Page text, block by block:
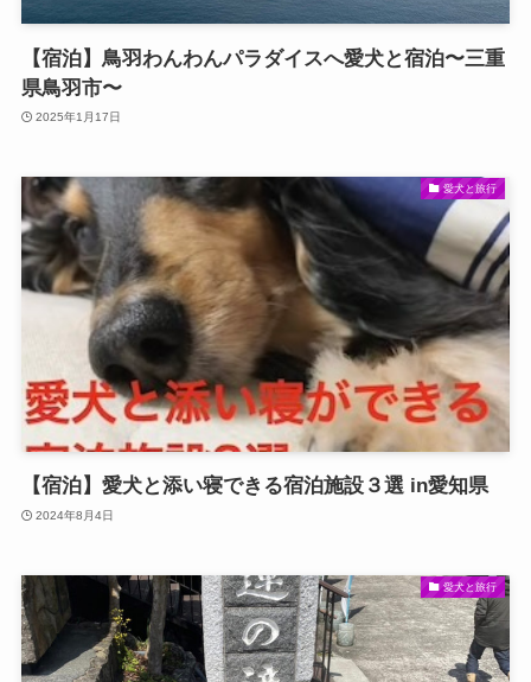
【宿泊】鳥羽わんわんパラダイスへ愛犬と宿泊〜三重
県鳥羽市〜
2025年1月17日
愛犬と旅行
【宿泊】愛犬と添い寝できる宿泊施設３選 in愛知県
2024年8月4日
愛犬と旅行